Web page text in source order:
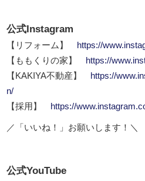
公式Instagram
【リフォーム】
https://
【ももくりの家】
https://
【KAKIYA不動産】
https://
n/
【採用】
https://
／「いいね！」お願いします！＼
公式YouTube